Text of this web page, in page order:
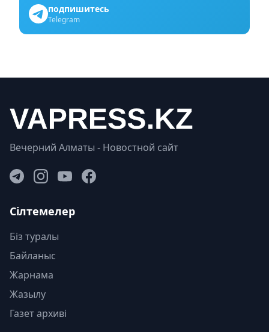
подпишитесь
Telegram
Вечерний Алматы - Новостной сайт
Сілтемелер
Біз туралы
Байланыс
Жарнама
Жазылу
Газет архиві